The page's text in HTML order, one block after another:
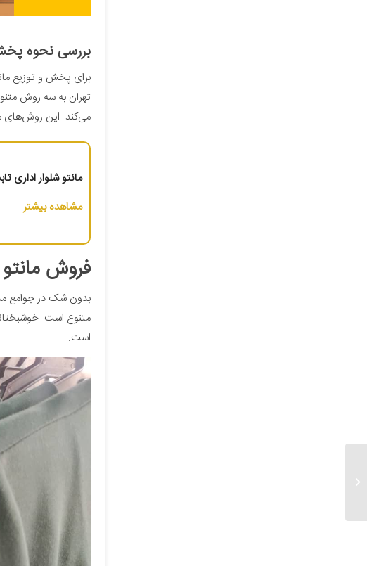
بررسی نحوه
برای پخش و توزیع
تهران به سه روش
می‌کند. این روش‌های
مانتو شلوار اداری
مشاهده بیشتر
فروش
بدون شک در جوامع
متنوع است.
است.